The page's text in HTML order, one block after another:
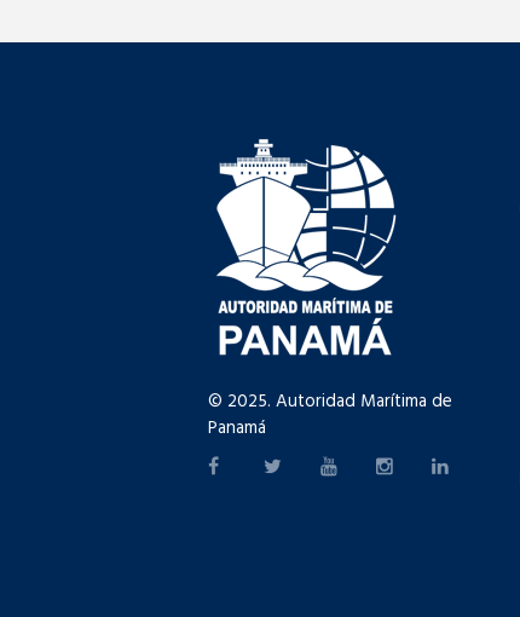
© 2025. Autoridad Marítima de
Panamá